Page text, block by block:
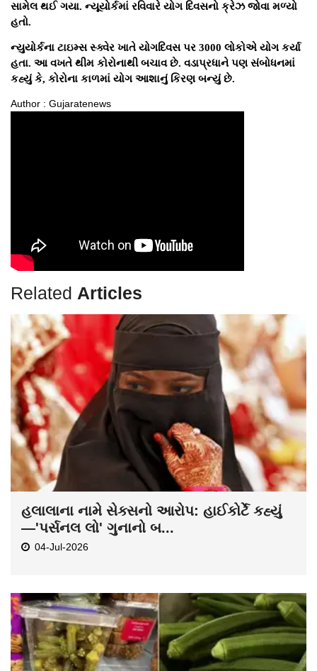
સામેલ થઈ ગયા. ન્યૂયોર્કમાં રવિવારે યોગ દિવસનો ક્રેઝ જોવા મળ્યો
હતો.
ન્યુયોર્કના ટાઇમ્સ સ્ક્વેર ખાતે યોગદિવસ પર 3000 લોકોએ યોગ કર્યા
હતા. આ વખતે થીમ કોરોનાથી બચાવ છે. વડાપ્રધાને પણ સંબોધનમાં
કહ્યું કે, કોરોના કાળમાં યોગ આશાનું કિરણ બન્યું છે.
Author : Gujaratenews
Related Articles
હલાલાના નામે સેક્સનો આરોપ: હાઈકોર્ટે કહ્યું
—'પર્સનલ લો' ગુનાનો બ...
04-Jul-2026